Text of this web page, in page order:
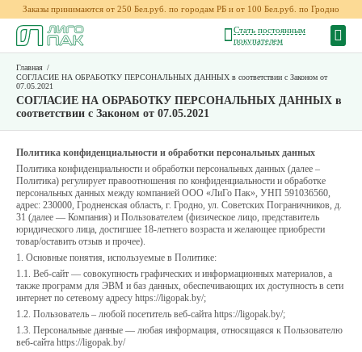
Заказы принимаются от 250 Бел.руб. по городам РБ и от 100 Бел.руб. по Гродно
Стать постоянным
покупателем
Главная /
СОГЛАСИЕ НА ОБРАБОТКУ ПЕРСОНАЛЬНЫХ ДАННЫХ в соответствии с Законом от
07.05.2021
СОГЛАСИЕ НА ОБРАБОТКУ ПЕРСОНАЛЬНЫХ ДАННЫХ в
соответствии с Законом от 07.05.2021
Политика конфиденциальности и обработки персональных данных
Политика конфиденциальности и обработки персональных данных (далее –
Политика) регулирует правоотношения по конфиденциальности и обработке
персональных данных между компанией ООО «ЛиГо Пак», УНП 591036560,
адрес: 230000, Гродненская область, г. Гродно, ул. Советских Пограничников, д.
31 (далее — Компания) и Пользователем (физическое лицо, представитель
юридического лица, достигшее 18-летнего возраста и желающее приобрести
товар/оставить отзыв и прочее).
1. Основные понятия, используемые в Политике:
1.1. Веб-сайт — совокупность графических и информационных материалов, а
также программ для ЭВМ и баз данных, обеспечивающих их доступность в сети
интернет по сетевому адресу https://ligopak.by/;
1.2. Пользователь – любой посетитель веб-сайта https://ligopak.by/;
1.3. Персональные данные — любая информация, относящаяся к Пользователю
веб-сайта https://ligopak.by/